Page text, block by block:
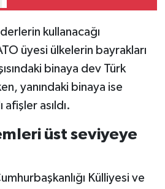
kullanacağı
üyesi ülkelerin bayrakları
binaya dev Türk
yanındaki binaya ise
asıldı.
üst seviyeye
Külliyesi ve